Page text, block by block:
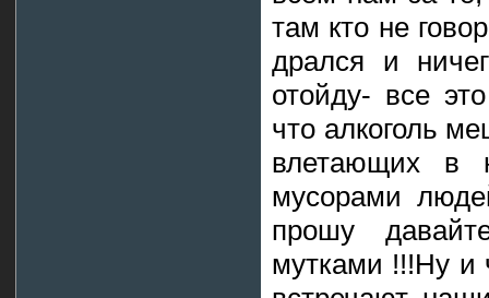
там кто не
дрался и
отойду- все
что алкоголь
влетающих в
мусорами
прошу
мутками !!!Ну и